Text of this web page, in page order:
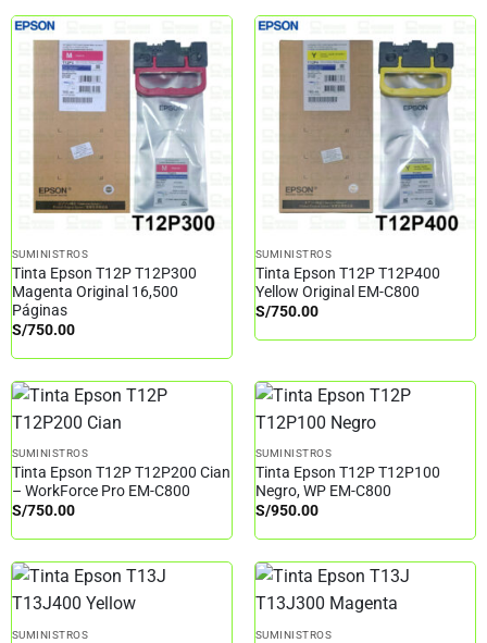
SUMINISTROS
Tinta Epson T12P T12P300
Magenta Original 16,500
Páginas
S/750.00
SUMINISTROS
Tinta Epson T12P T12P400
Yellow Original EM-C800
S/750.00
SUMINISTROS
Tinta Epson T12P T12P200 Cian
– WorkForce Pro EM-C800
S/750.00
SUMINISTROS
Tinta Epson T12P T12P100
Negro, WP EM-C800
S/950.00
SUMINISTROS SUMINISTROS